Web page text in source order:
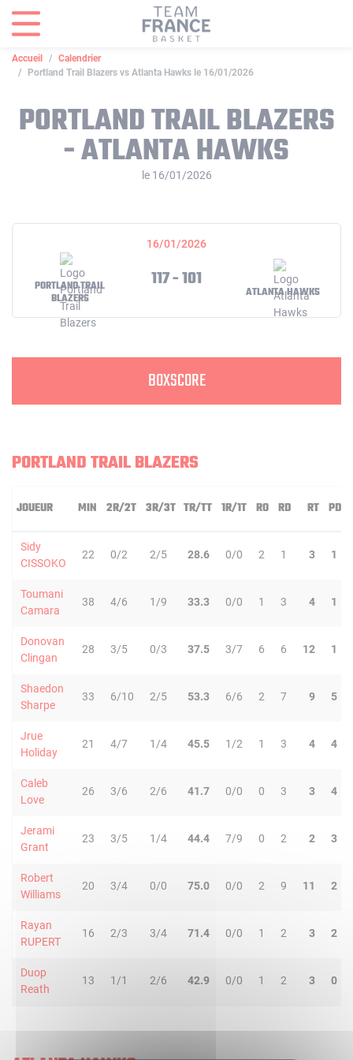
Accueil
Calendrier
Portland Trail Blazers vs Atlanta Hawks le 16/01/2026
PORTLAND TRAIL BLAZERS
- ATLANTA HAWKS
le 16/01/2026
16/01/2026
PORTLAND TRAIL
BLAZERS
117 - 101
ATLANTA HAWKS
BOXSCORE
PORTLAND TRAIL BLAZERS
JOUEUR MIN 2R/2T 3R/3T TR/TT 1R/1T RO RD RT PD
Sidy
CISSOKO
22 0/2 2/5 28.6 0/0 2 1 3 1
Toumani
Camara
38 4/6 1/9 33.3 0/0 1 3 4 1
Donovan
Clingan
28 3/5 0/3 37.5 3/7 6 6 12 1
Shaedon
Sharpe
33 6/10 2/5 53.3 6/6 2 7 9 5
Jrue
Holiday
21 4/7 1/4 45.5 1/2 1 3 4 4
Caleb
Love
26 3/6 2/6 41.7 0/0 0 3 3 4
Jerami
Grant
23 3/5 1/4 44.4 7/9 0 2 2 3
Robert
Williams
20 3/4 0/0 75.0 0/0 2 9 11 2
Rayan
RUPERT
16 2/3 3/4 71.4 0/0 1 2 3 2
Duop
Reath
13 1/1 2/6 42.9 0/0 1 2 3 0
Panneau de gestion des cookies